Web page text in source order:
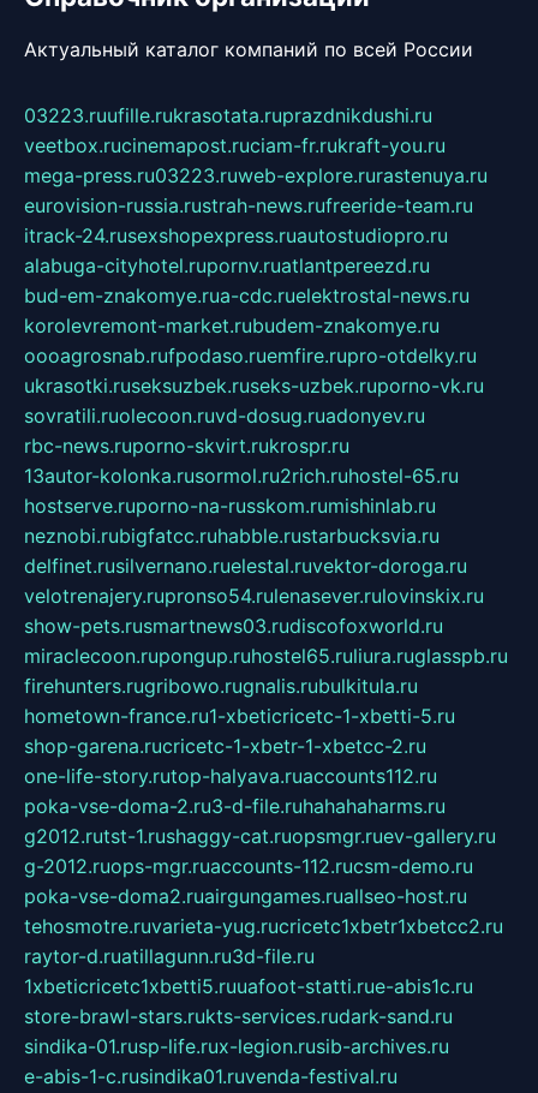
Актуальный каталог компаний по всей России
03223.ruufille.rukrasotata.ruprazdnikdushi.ru
veetbox.rucinemapost.ruciam-fr.rukraft-you.ru
mega-press.ru03223.ruweb-explore.rurastenuya.ru
eurovision-russia.rustrah-news.rufreeride-team.ru
itrack-24.rusexshopexpress.ruautostudiopro.ru
alabuga-cityhotel.rupornv.ruatlantpereezd.ru
bud-em-znakomye.rua-cdc.ruelektrostal-news.ru
korolevremont-market.rubudem-znakomye.ru
oooagrosnab.rufpodaso.ruemfire.rupro-otdelky.ru
ukrasotki.ruseksuzbek.ruseks-uzbek.ruporno-vk.ru
sovratili.ruolecoon.ruvd-dosug.ruadonyev.ru
rbc-news.ruporno-skvirt.rukrospr.ru
13autor-kolonka.rusormol.ru2rich.ruhostel-65.ru
hostserve.ruporno-na-russkom.rumishinlab.ru
neznobi.rubigfatcc.ruhabble.rustarbucksvia.ru
delfinet.rusilvernano.ruelestal.ruvektor-doroga.ru
velotrenajery.rupronso54.rulenasever.rulovinskix.ru
show-pets.rusmartnews03.rudiscofoxworld.ru
miraclecoon.rupongup.ruhostel65.ruliura.ruglasspb.ru
firehunters.rugribowo.rugnalis.rubulkitula.ru
hometown-france.ru1-xbeticricetc-1-xbetti-5.ru
shop-garena.rucricetc-1-xbetr-1-xbetcc-2.ru
one-life-story.rutop-halyava.ruaccounts112.ru
poka-vse-doma-2.ru3-d-file.ruhahahaharms.ru
g2012.rutst-1.rushaggy-cat.ruopsmgr.ruev-gallery.ru
g-2012.ruops-mgr.ruaccounts-112.rucsm-demo.ru
poka-vse-doma2.ruairgungames.ruallseo-host.ru
tehosmotre.ruvarieta-yug.rucricetc1xbetr1xbetcc2.ru
raytor-d.ruatillagunn.ru3d-file.ru
1xbeticricetc1xbetti5.ruuafoot-statti.rue-abis1c.ru
store-brawl-stars.rukts-services.rudark-sand.ru
sindika-01.rusp-life.rux-legion.rusib-archives.ru
e-abis-1-c.rusindika01.ruvenda-festival.ru